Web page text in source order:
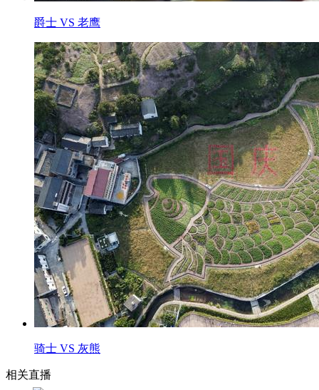
爵士 VS 老鹰
骑士 VS 灰熊
相关直播